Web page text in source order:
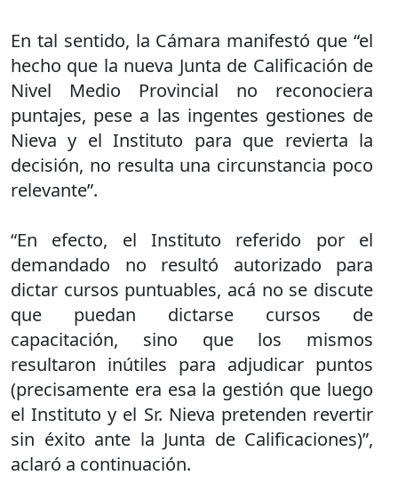
En tal sentido, la Cámara manifestó que “el
hecho que la nueva Junta de Calificación de
Nivel Medio Provincial no reconociera
puntajes, pese a las ingentes gestiones de
Nieva y el Instituto para que revierta la
decisión, no resulta una circunstancia poco
relevante”.
“En efecto, el Instituto referido por el
demandado no resultó autorizado para
dictar cursos puntuables, acá no se discute
que puedan dictarse cursos de
capacitación, sino que los mismos
resultaron inútiles para adjudicar puntos
(precisamente era esa la gestión que luego
el Instituto y el Sr. Nieva pretenden revertir
sin éxito ante la Junta de Calificaciones)”,
aclaró a continuación.